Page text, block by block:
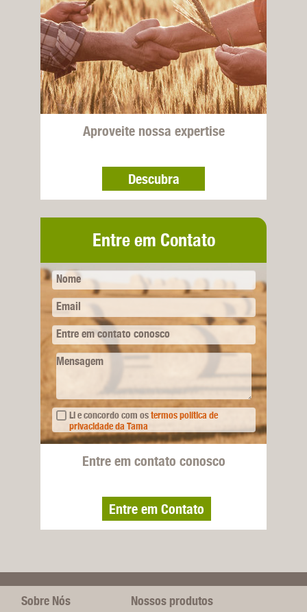
Aproveite nossa expertise
Descubra
Entre em Contato
Nome
Email
Entre em contato conosco
Mensagem
Li e concordo com ostermos política de
privacidade da Tama
Entre em contato conosco
Entre em Contato
Sobre Nós
Nossos produtos